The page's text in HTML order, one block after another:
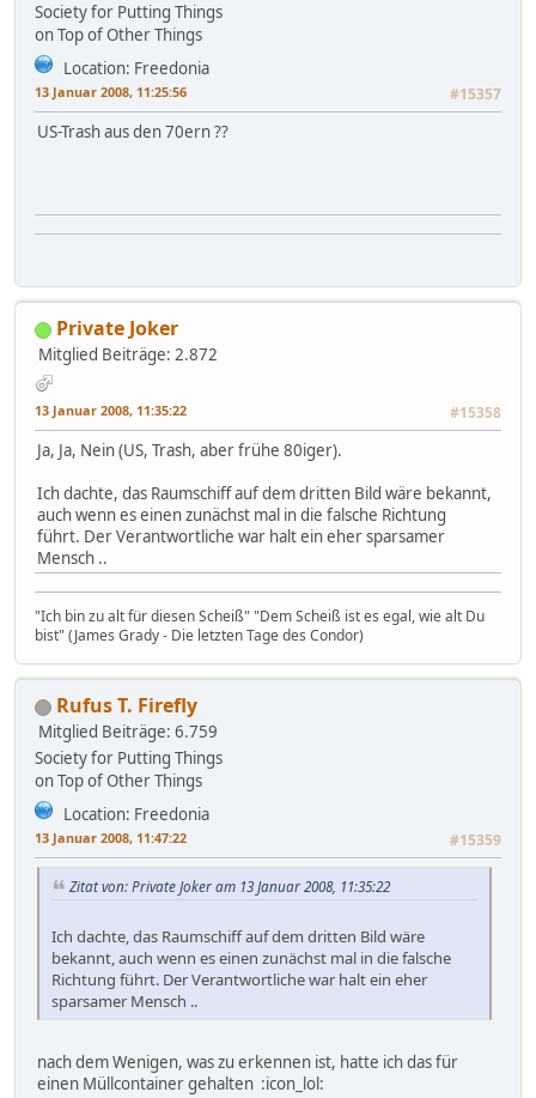
Society for Putting Things
on Top of Other Things
Location: Freedonia
13 Januar 2008, 11:25:56 #15357
US-Trash aus den 70ern ??
Private Joker
Mitglied Beiträge: 2.872
13 Januar 2008, 11:35:22 #15358
Ja, Ja, Nein (US, Trash, aber frühe 80iger).
Ich dachte, das Raumschiff auf dem dritten Bild wäre bekannt,
auch wenn es einen zunächst mal in die falsche Richtung
führt. Der Verantwortliche war halt ein eher sparsamer
Mensch ..
"Ich bin zu alt für diesen Scheiß" "Dem Scheiß ist es egal, wie alt Du
bist" (James Grady - Die letzten Tage des Condor)
Rufus T. Firefly
Mitglied Beiträge: 6.759
Society for Putting Things
on Top of Other Things
Location: Freedonia
13 Januar 2008, 11:47:22 #15359
Zitat von: Private Joker am 13 Januar 2008, 11:35:22
Ich dachte, das Raumschiff auf dem dritten Bild wäre
bekannt, auch wenn es einen zunächst mal in die falsche
Richtung führt. Der Verantwortliche war halt ein eher
sparsamer Mensch ..
nach dem Wenigen, was zu erkennen ist, hatte ich das für
einen Müllcontainer gehalten :icon_lol: